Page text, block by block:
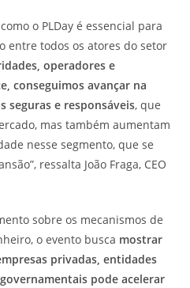
o PLDay é essencial para
entre todos os atores do setor
operadores e
conseguimos avançar na
seguras e responsáveis, que
mas também aumentam
nesse segmento, que se
ressalta João Fraga, CEO
sobre os mecanismos de
o evento busca mostrar
privadas, entidades
pode acelerar